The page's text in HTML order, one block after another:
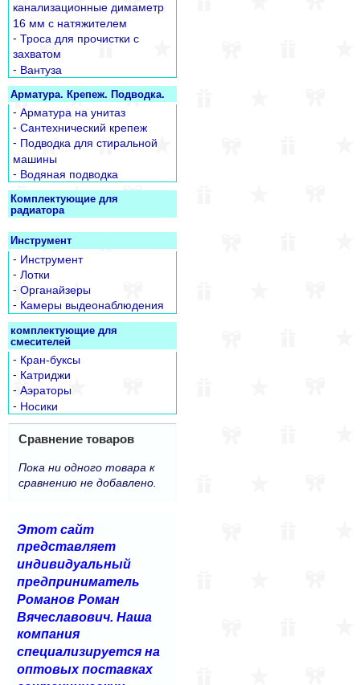
канализационные димаметр
16 мм с натяжителем
- Троса для прочистки с
захватом
- Вантуза
Арматура. Крепеж. Подводка.
- Арматура на унитаз
- Сантехнический крепеж
- Подводка для стиральной
машины
- Водяная подводка
Комплектующие для
радиатора
Инструмент
- Инструмент
- Лотки
- Органайзеры
- Камеры выдеонаблюдения
комплектующие для
смесителей
- Кран-буксы
- Катриджи
- Аэраторы
- Носики
Сравнение товаров
Пока ни одного товара к
сравнению не добавлено.
Этот сайт
представляет
индивидуальный
предприниматель
Романов Роман
Вячеславович. Наша
компания
специализируется на
оптовых поставках